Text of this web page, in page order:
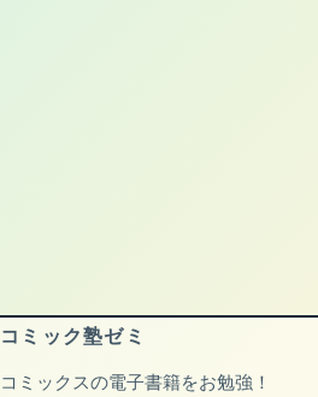
コミック塾ゼミ
コミックスの電子書籍をお勉強！